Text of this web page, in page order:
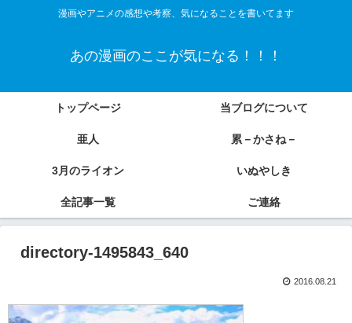
漫画やアニメの感想や考察、気になることを書いてます
あの漫画のここが気になる！！！
トップページ 当ブログについて
亜人 累－かさね－
3月のライオン いぬやしき
全記事一覧 ご連絡
directory-1495843_640
2016.08.21